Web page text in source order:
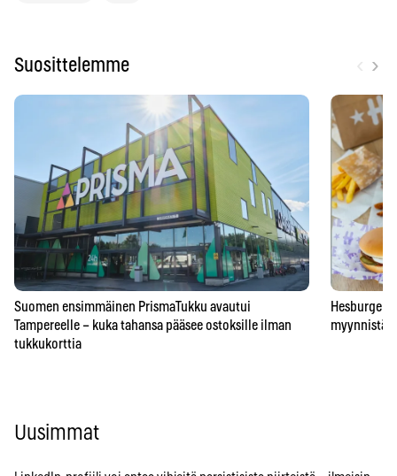
Suosittelemme ›
Suomen ensimmäinen PrismaTukku avautui
Tampereelle – kuka tahansa pääsee ostoksille ilman
tukkukorttia
myynnistä
Uusimmat